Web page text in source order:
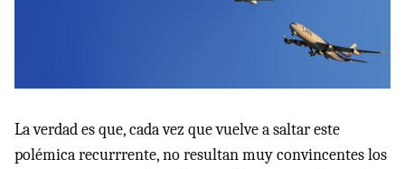
La verdad es que, cada vez que vuelve a saltar este
polémica recurrrente, no resultan muy convincentes los